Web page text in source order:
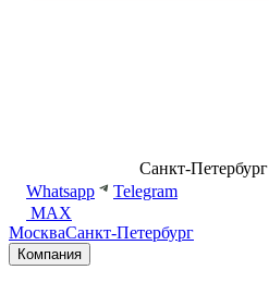
Санкт-Петербург
Whatsapp
Telegram
MAX
МоскваСанкт-Петербург
Компания